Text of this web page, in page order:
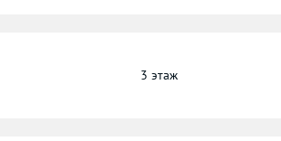
3 этаж